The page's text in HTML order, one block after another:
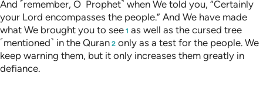
And ˹remember, O Prophet˺ when We told you, “Certainly
your Lord encompasses the people.” And We have made
what We brought you to see 1 as well as the cursed tree
˹mentioned˺ in the Quran 2 only as a test for the people. We
keep warning them, but it only increases them greatly in
defiance.